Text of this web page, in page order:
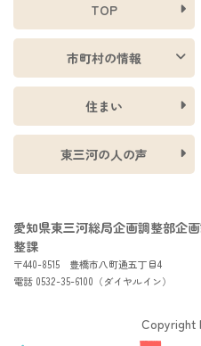
TOP
市町村の情報
住まい
東三河の人の声
愛知県東三河総局企画調整部企
整課
〒440-8515 豊橋市八町通五丁目4
電話 0532-35-6100（ダイヤルイン）
Copyright